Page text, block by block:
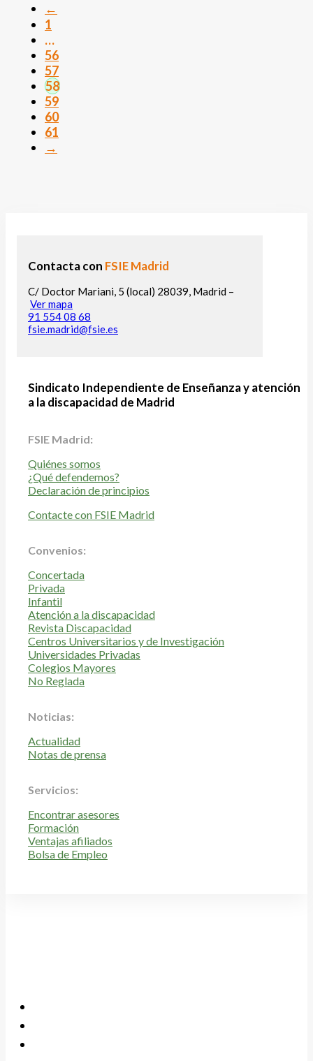
←
1
…
56
57
58
59
60
61
→
Contacta con FSIE Madrid
C/ Doctor Mariani, 5 (local) 28039, Madrid –
Ver mapa
91 554 08 68
fsie.madrid@fsie.es
Sindicato Independiente de Enseñanza y atención
a la discapacidad de Madrid
FSIE Madrid:
Quiénes somos
¿Qué defendemos?
Declaración de principios
Contacte con FSIE Madrid
Convenios:
Concertada
Privada
Infantil
Atención a la discapacidad
Revista Discapacidad
Centros Universitarios y de Investigación
Universidades Privadas
Colegios Mayores
No Reglada
Noticias:
Actualidad
Notas de prensa
Servicios:
Encontrar asesores
Formación
Ventajas afiliados
Bolsa de Empleo